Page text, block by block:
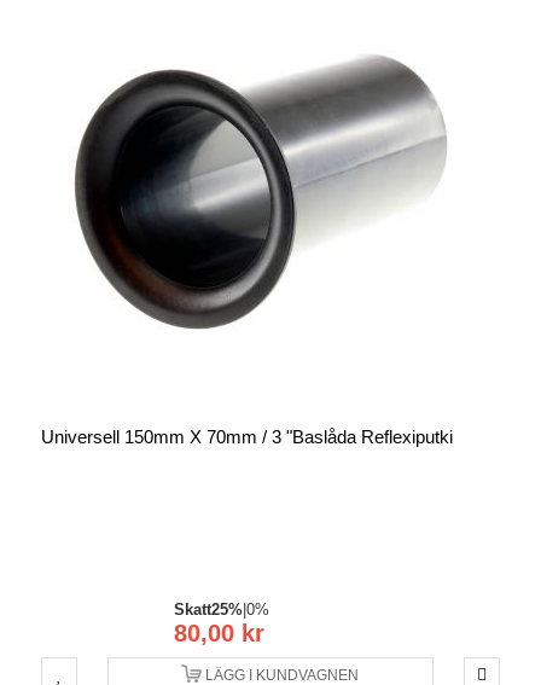
Universell 150mm X 70mm / 3 "baslåda Reflexiputki
80,00 kr
Skatt25% 0%
LÄGG I KUNDVAGNEN